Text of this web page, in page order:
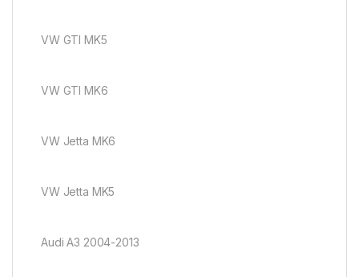
VW GTI MK5
VW GTI MK6
VW Jetta MK6
VW Jetta MK5
Audi A3 2004-2013